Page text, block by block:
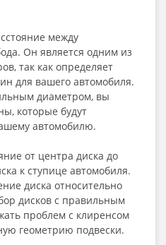
между
Он является одним из
так как определяет
для вашего автомобиля.
диаметром, вы
которые будут
автомобилю.
от центра диска до
к ступице автомобиля.
диска относительно
дисков с правильным
проблем с клиренсом
геометрию подвески.